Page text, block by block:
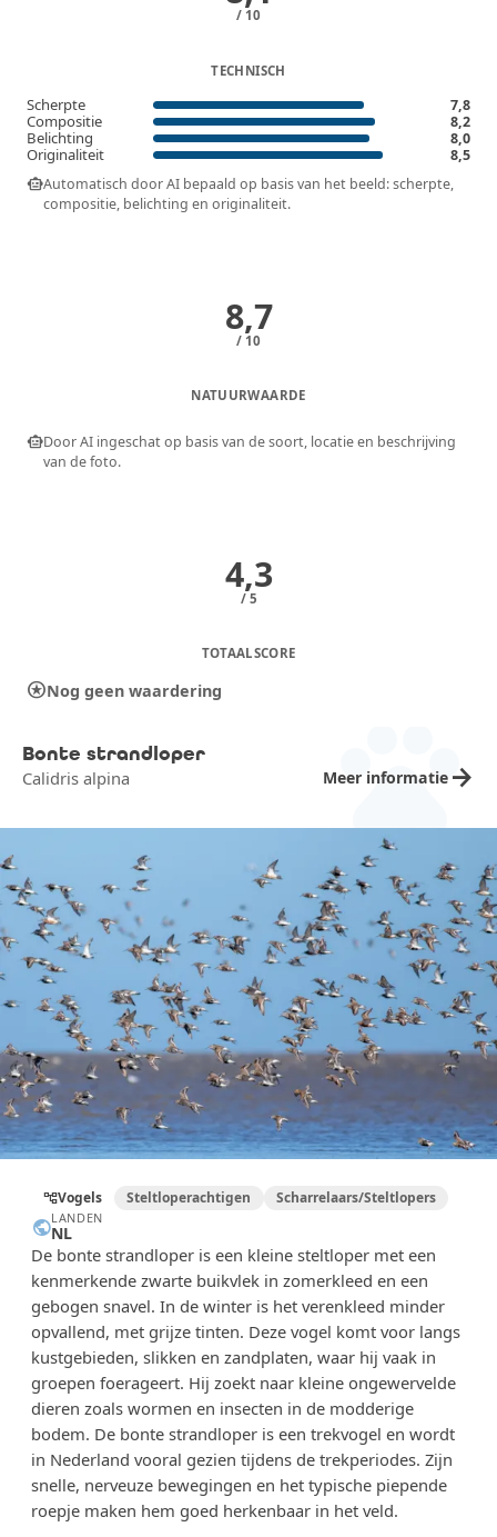
/ 10
TECHNISCH
Scherpte 7,8
Compositie 8,2
Belichting 8,0
Originaliteit 8,5
smart_toyAutomatisch door AI bepaald op basis van het beeld: scherpte,
compositie, belichting en originaliteit.
8,7
/ 10
NATUURWAARDE
smart_toyDoor AI ingeschat op basis van de soort, locatie en beschrijving
van de foto.
4,3
/ 5
TOTAALSCORE
starsNog geen waardering
pets
Bonte strandloper
Calidris alpina Meer informatie arrow_forward
account_treeVogels Steltloperachtigen Scharrelaars/Steltlopers
publicLANDEN
NL
De bonte strandloper is een kleine steltloper met een
kenmerkende zwarte buikvlek in zomerkleed en een
gebogen snavel. In de winter is het verenkleed minder
opvallend, met grijze tinten. Deze vogel komt voor langs
kustgebieden, slikken en zandplaten, waar hij vaak in
groepen foerageert. Hij zoekt naar kleine ongewervelde
dieren zoals wormen en insecten in de modderige
bodem. De bonte strandloper is een trekvogel en wordt
in Nederland vooral gezien tijdens de trekperiodes. Zijn
snelle, nerveuze bewegingen en het typische piepende
roepje maken hem goed herkenbaar in het veld.